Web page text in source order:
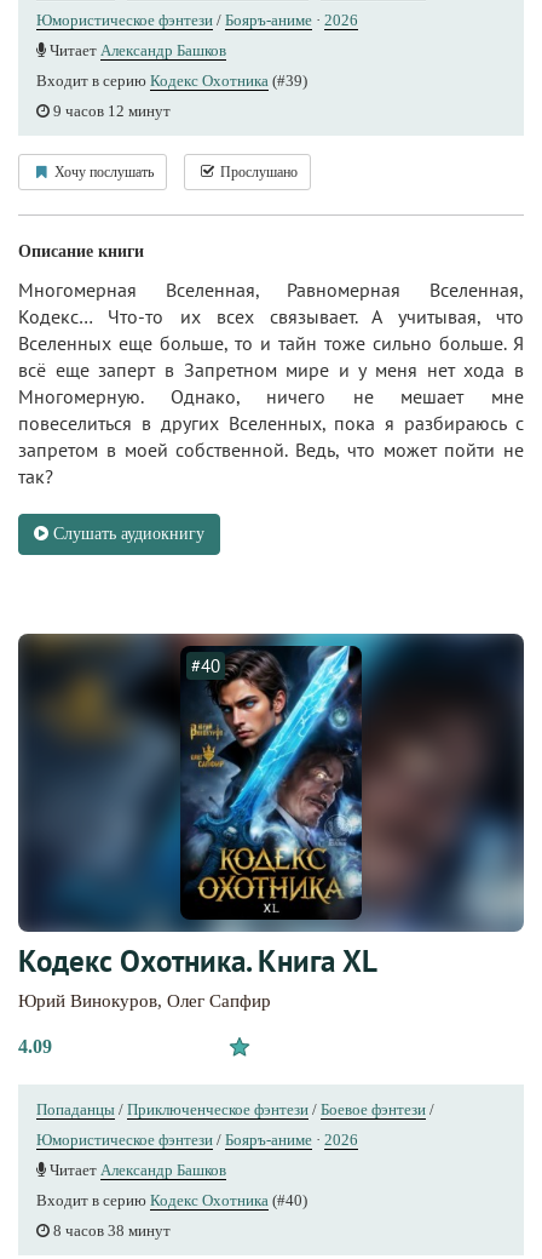
Юмористическое фэнтези / Бояръ-аниме · 2026
Читает Александр Башков
Входит в серию Кодекс Охотника (#39)
9 часов 12 минут
Хочу послушать Прослушано
Описание книги
Многомерная Вселенная, Равномерная Вселенная,
Кодекс… Что-то их всех связывает. А учитывая, что
Вселенных еще больше, то и тайн тоже сильно больше. Я
всё еще заперт в Запретном мире и у меня нет хода в
Многомерную. Однако, ничего не мешает мне
повеселиться в других Вселенных, пока я разбираюсь с
запретом в моей собственной. Ведь, что может пойти не
так?
Слушать аудиокнигу
#40
Кодекс Охотника. Книга XL
Юрий Винокуров, Олег Сапфир
4.09
Попаданцы / Приключенческое фэнтези / Боевое фэнтези /
Юмористическое фэнтези / Бояръ-аниме · 2026
Читает Александр Башков
Входит в серию Кодекс Охотника (#40)
8 часов 38 минут